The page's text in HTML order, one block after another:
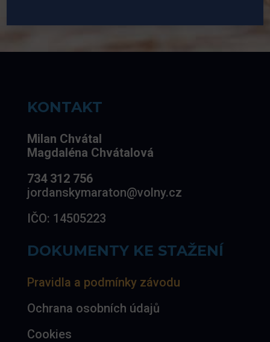
KONTAKT
Milan Chvátal
Magdaléna Chvátalová
734 312 756
jordanskymaraton@volny.cz
IČO: 14505223
DOKUMENTY KE STAŽENÍ
Pravidla a podmínky závodu
Ochrana osobních údajů
Cookies